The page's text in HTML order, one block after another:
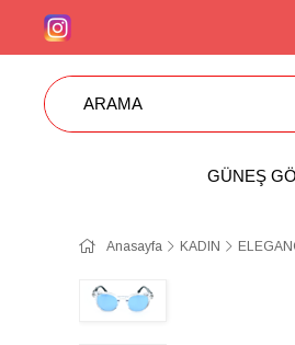
GÜNEŞ
Anasayfa KADIN